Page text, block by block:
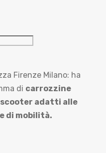
Firenze Milano: ha
di carrozzine
adatti alle
di mobilità.